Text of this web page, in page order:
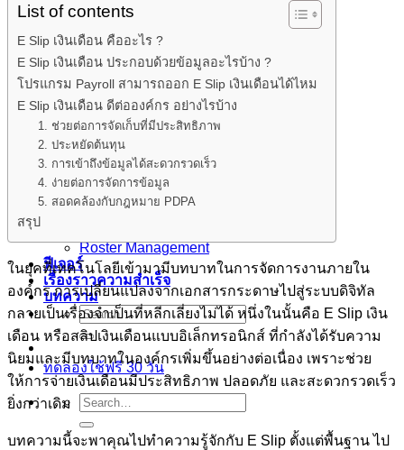
หน้าแรก
ผลิตภัณฑ์
Smarter Recruitment Platform
Core HR Management
Roster Management
ฟีเจอร์
เรื่องราวความสำเร็จ
บทความ
ทดลองใช้ฟรี 30 วัน
List of contents
E Slip เงินเดือน คืออะไร ?
E Slip เงินเดือน ประกอบด้วยข้อมูลอะไรบ้าง ?
โปรแกรม Payroll สามารถออก E Slip เงินเดือนได้ไหม
E Slip เงินเดือน ดีต่อองค์กร อย่างไรบ้าง
1. ช่วยต่อการจัดเก็บที่มีประสิทธิภาพ
2. ประหยัดต้นทุน
3. การเข้าถึงข้อมูลได้สะดวกรวดเร็ว
4. ง่ายต่อการจัดการข้อมูล
5. สอดคล้องกับกฎหมาย PDPA
สรุป
ในยุคที่เทคโนโลยีเข้ามามีบทบาทในการจัดการงานภายใน
องค์กร การเปลี่ยนแปลงจากเอกสารกระดาษไปสู่ระบบดิจิทัล
กลายเป็นเรื่องจำเป็นที่หลีกเลี่ยงไม่ได้ หนึ่งในนั้นคือ E Slip เงิน
เดือน หรือสลิปเงินเดือนแบบอิเล็กทรอนิกส์ ที่กำลังได้รับความ
นิยมและมีบทบาทในองค์กรเพิ่มขึ้นอย่างต่อเนื่อง เพราะช่วย
ให้การจ่ายเงินเดือนมีประสิทธิภาพ ปลอดภัย และสะดวกรวดเร็ว
ยิ่งกว่าเดิม
บทความนี้จะพาคุณไปทำความรู้จักกับ E Slip ตั้งแต่พื้นฐาน ไป